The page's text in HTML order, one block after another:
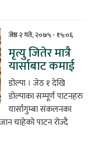
जेष्ठ २ गते, २०७५ - १५:०६
मृत्यु जितेर मात्रै
यार्साबाट कमाई
डोल्पा । जेठ १ देखि
डोल्पाका सम्पूर्ण पाटनहरु
यार्सागुम्बा संकलनका
चाहेको पाटन रोज्दै